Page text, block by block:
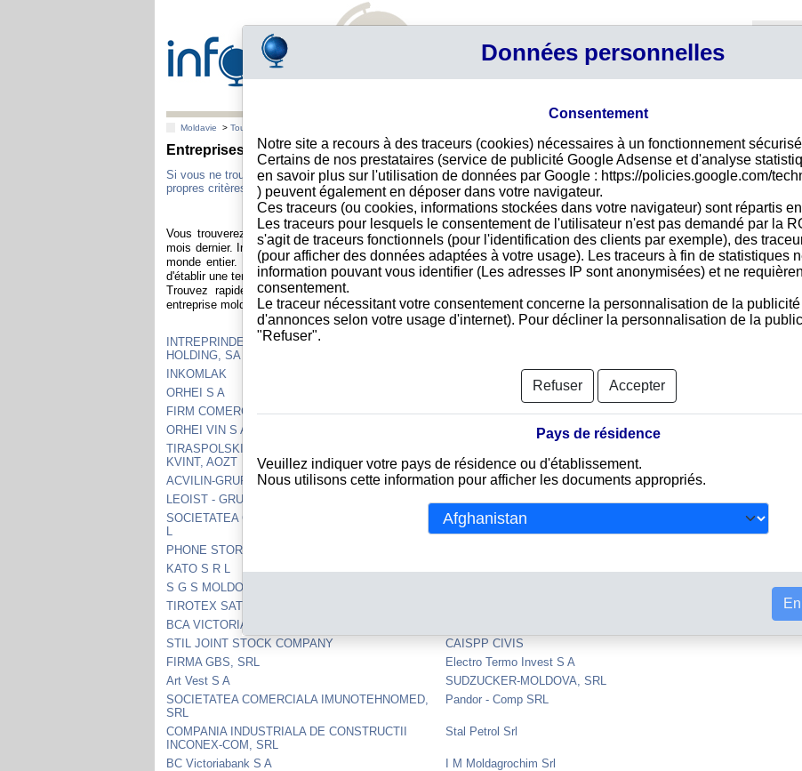
Moldavie >Toutes villes
Entreprises moldaves ayant été les plus recherchées
Si vous ne trouvez pas la société qui vous intéresse dans la liste ci-dessous, faîtes une recherche avec vos
propres critères : nom, adresse, N° de registre en Moldavie
Vous trouverez ci-dessous la liste des sociétés moldaves dont les fiches ont été les plus recherchées le
mois dernier. Info-clipper est un outil spécialisé dans la fourniture d'informations B2B sur les sociétés dans le
monde entier. Il est consulté dans le monde entier. Cette variété des provenances des recherches permet
d'établir une tendance globale des consultations.
Trouvez rapidement les informations et documents nécessaires pour vous assurer de la fiabilité d'une
entreprise moldave : bilans, dirigeants, solvabilité...
INTREPRINDEREA MIXTA ACOREX WINE
HOLDING, SA
INKOMLAK
FUNDATIA SOCIUM-MOLDOVA
ORHEI S A
PRIMARIA MUNICIPII CHISINAU
FIRM COMERCIALA DE PRODUCTIE CONIER SRL VITANTA INTRAVEST S A
ORHEI VIN S A
TIRASPOLSKI VINNO - KONYACHNY ZAVOD
KVINT, AOZT
ACVILIN-GRUP, SRL
I.M. MOLDOVA STEEL WORKS S.A.
LEOIST - GRUP S R L
SOCIETATEA COMERCIALA MOLDSIV IMPEX S R
L
MOLDGEROMED SRL
PHONE STORE MOLDOVA S R L
KATO S R L
S G S MOLDOVA S A
TIROTEX SATI
BCA VICTORIABANK S A
STIL JOINT STOCK COMPANY
CAISPP CIVIS
FIRMA GBS, SRL
Electro Termo Invest S A
Art Vest S A
SUDZUCKER-MOLDOVA, SRL
SOCIETATEA COMERCIALA IMUNOTEHNOMED,
SRL
Pandor - Comp SRL
COMPANIA INDUSTRIALA DE CONSTRUCTII
INCONEX-COM, SRL
Stal Petrol Srl
BC Victoriabank S A
I M Moldagrochim Srl
Pays
Données personnelles
Consentement
Notre site a recours à des traceurs (cookies) nécessaires à un fonctionnement
Certains de nos prestataires (service de publicité Google Adsense et d'analyse
en savoir plus sur l'utilisation de données par Google : https://policies.google.com/
) peuvent également en déposer dans votre navigateur.
Ces traceurs (ou cookies, informations stockées dans votre navigateur) sont répartis
Les traceurs pour lesquels le consentement de l'utilisateur n'est pas demandé par la
s'agit de traceurs fonctionnels (pour l'identification des clients par exemple), des
(pour afficher des données adaptées à votre usage). Les traceurs à fin de statistiques
information pouvant vous identifier (Les adresses IP sont anonymisées) et ne
consentement.
Le traceur nécessitant votre consentement concerne la personnalisation de la
d'annonces selon votre usage d'internet). Pour décliner la personnalisation de la
"Refuser".
Refuser Accepter
Pays de résidence
Veuillez indiquer votre pays de résidence ou d'établissement.
Nous utilisons cette information pour afficher les documents appropriés.